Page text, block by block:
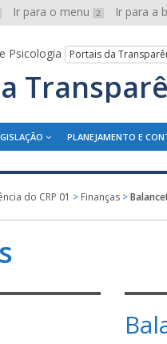
Ir para o menu 2 Ir para a
Psicologia Portais da
PLANEJAMENTO E
do CRP 01 > Finanças >